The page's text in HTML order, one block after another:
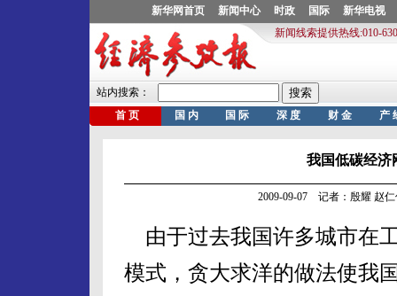
我国低碳经济
2009-09-07 记者：殷耀 赵
由于过去我国许多城市在
模式，贪大求洋的做法使我